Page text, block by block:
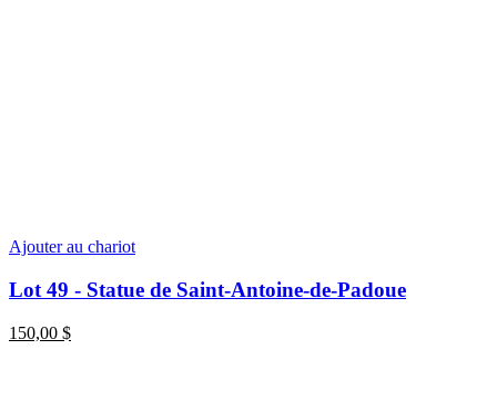
Ajouter au chariot
Lot 49 - Statue de Saint-Antoine-de-Padoue
150,00 $